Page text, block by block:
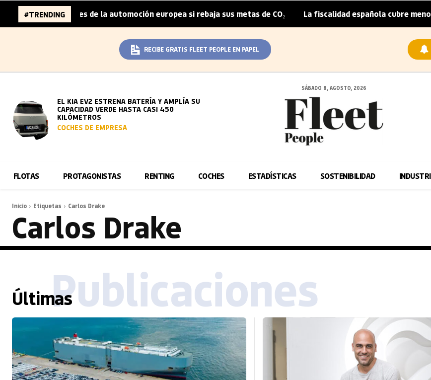
#TRENDING
96.000 millones de la automoción europea si rebaja sus metas de CO₂ | La fiscalidad española cubre
RECIBE GRATIS FLEET PEOPLE EN PAPEL
EL KIA EV2 ESTRENA BATERÍA Y AMPLÍA SU
CAPACIDAD VERDE HASTA CASI 450
KILÓMETROS
COCHES DE EMPRESA
SÁBADO 8, AGOSTO, 2026
FLOTAS PROTAGONISTAS RENTING COCHES ESTADÍSTICAS SOSTENIBILIDAD
Inicio Etiquetas Carlos Drake
Carlos Drake
ÚltimasPublicaciones